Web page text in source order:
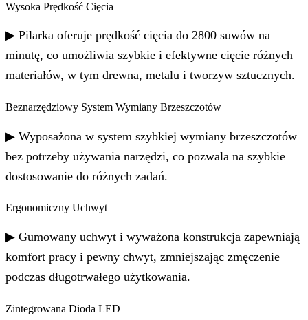
Wysoka Prędkość Cięcia
▶ Pilarka oferuje prędkość cięcia do 2800 suwów na
minutę, co umożliwia szybkie i efektywne cięcie różnych
materiałów, w tym drewna, metalu i tworzyw sztucznych.
Beznarzędziowy System Wymiany Brzeszczotów
▶ Wyposażona w system szybkiej wymiany brzeszczotów
bez potrzeby używania narzędzi, co pozwala na szybkie
dostosowanie do różnych zadań.
Ergonomiczny Uchwyt
▶ Gumowany uchwyt i wyważona konstrukcja zapewniają
komfort pracy i pewny chwyt, zmniejszając zmęczenie
podczas długotrwałego użytkowania.
Zintegrowana Dioda LED